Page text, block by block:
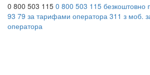
0 800 503 115 0 800 503 115 безкоштовно
93 79 за тарифами оператора 311 з моб.
оператора